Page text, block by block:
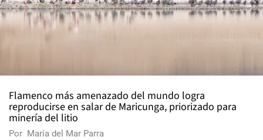
Flamenco más amenazado del mundo logra
reproducirse en salar de Maricunga, priorizado para
minería del litio
Por María del Mar Parra